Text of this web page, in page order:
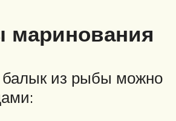
маринования
из рыбы можно